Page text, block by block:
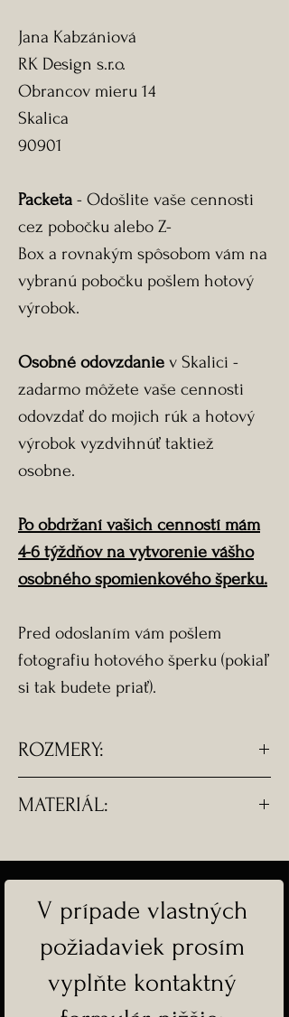
Jana Kabzániová
RK Design s.r.o.
Obrancov mieru 14
Skalica
90901
Packeta - Odošlite vaše cennosti
cez pobočku alebo Z-
Box a rovnakým spôsobom vám na
vybranú pobočku pošlem hotový
výrobok.
Osobné odovzdanie v Skalici -
zadarmo môžete vaše cennosti
odovzdať do mojich rúk a hotový
výrobok vyzdvihnúť taktiež
osobne.
Po obdržaní vašich cenností mám
4-6 týždňov na vytvorenie vášho
osobného spomienkového šperku.
Pred odoslaním vám pošlem
fotografiu hotového šperku (pokiaľ
si tak budete priať).
ROZMERY:
- Retiazka je dostupná na
MATERIÁL:
-Doprava ZADARMO
V prípade vlastných
požiadaviek prosím
vyplňte kontaktný